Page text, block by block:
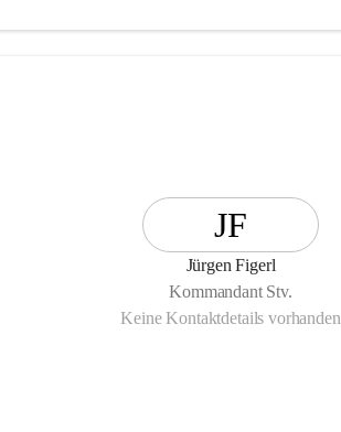
JF
Jürgen Figerl
Kommandant Stv.
Keine Kontaktdetails vorhanden